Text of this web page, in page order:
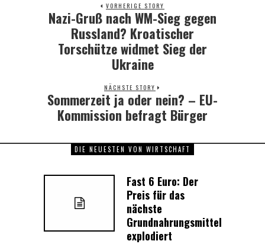
VORHERIGE STORY
Previous
post:
Nazi-Gruß nach WM-Sieg gegen
Russland? Kroatischer
Torschütze widmet Sieg der
Ukraine
NÄCHSTE STORY
Next
post:
Sommerzeit ja oder nein? – EU-
Kommission befragt Bürger
DIE NEUESTEN VON WIRTSCHAFT
Fast 6 Euro: Der
Preis für das
nächste
Grundnahrungsmittel
explodiert